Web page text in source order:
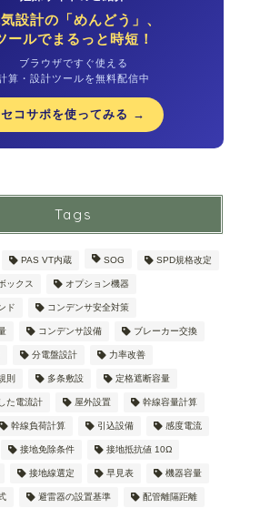
設計の「めんどう」、
ールでまるっと時短！
ブラウザですぐ使える
算・設計ツールを無料配信中
セコサポを使ってみる →
Tags
PAS VT内蔵 SOG SPD規格改定
ックス オプション機器
ド コンデンサ安全対策
コンデンサ設備 ブレーカー交換
分電盤設計 力率改善
則 多条敷設 定格遮断容量
た電流計 屋外設置 幹線容量計算
幹線負荷計算 引込設備 感度電流
接地免除条件 接地抵抗値 10Ω
接地線選定 早見表 機器容量
避雷器の設置基準 配管離隔距離